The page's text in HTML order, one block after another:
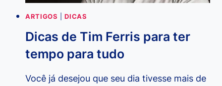
AMAZON
ARTIGOS DICAS
Dicas de Tim Ferris para ter
tempo para tudo
Você já desejou que seu dia tivesse mais de